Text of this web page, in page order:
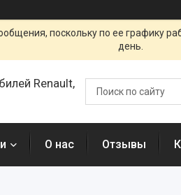
поскольку по ее графику
день.
Renault,
О нас Отзывы